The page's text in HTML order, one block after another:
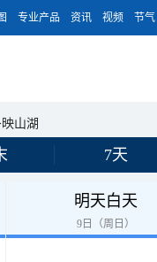
专业产品 资讯 视频 节气
映山湖
7天
明天白天
9日（周日）